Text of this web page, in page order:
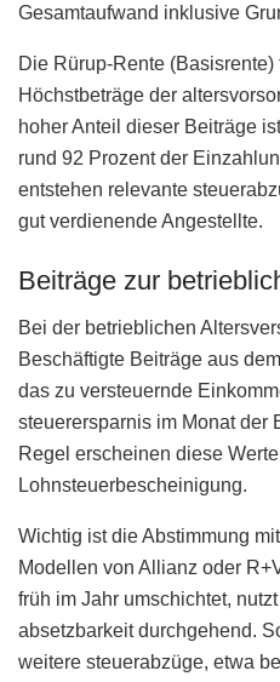
Gesamtaufwand inklusive
Die Rürup-Rente
Höchstbeträge der
hoher Anteil dieser Beiträge
rund 92 Prozent der
entstehen relevante
gut verdienende Angestellte.
Beiträge zur
Bei der betrieblichen
Beschäftigte Beiträge aus
das zu versteuernde
steuerersparnis im Monat der
Regel erscheinen diese
Lohnsteuerbescheinigung.
Wichtig ist die Abstimmung
Modellen von Allianz oder
früh im Jahr umschichtet,
absetzbarkeit durchgehend.
weitere steuerabzüge, etwa